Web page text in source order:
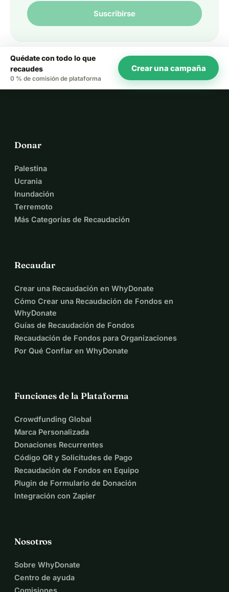
Suscribirse
Quédate con todo lo que
recaudes
0 % de comisión de plataforma
Crear una campaña
Donar
Palestina
Ucrania
Inundación
Terremoto
Más Categorías de Recaudación
Recaudar
Crear una Recaudación en WhyDonate
Cómo Crear una Recaudación de Fondos en
WhyDonate
Guías de Recaudación de Fondos
Recaudación de Fondos para Organizaciones
Por Qué Confiar en WhyDonate
Funciones de la Plataforma
Crowdfunding Global
Marca Personalizada
Donaciones Recurrentes
Código QR y Solicitudes de Pago
Recaudación de Fondos en Equipo
Plugin de Formulario de Donación
Integración con Zapier
Nosotros
Sobre WhyDonate
Centro de ayuda
Comisiones